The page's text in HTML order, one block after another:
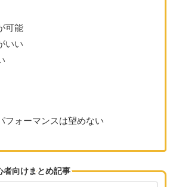
可能
いい
フォーマンスは望めない
者向けまとめ記事